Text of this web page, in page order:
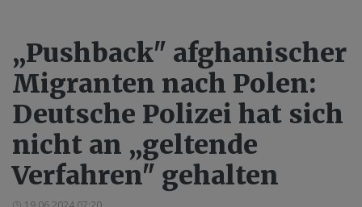
„Pushback" afghanischer
Migranten nach Polen:
Deutsche Polizei hat sich
nicht an „geltende
Verfahren" gehalten